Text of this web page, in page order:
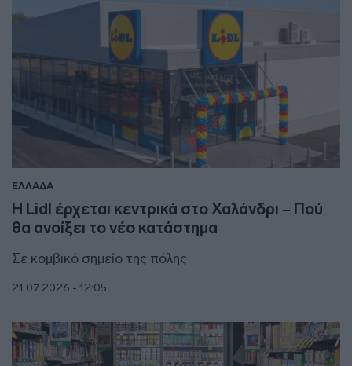
ΕΛΛΑΔΑ
Η Lidl έρχεται κεντρικά στο Χαλάνδρι – Πού
θα ανοίξει το νέο κατάστημα
Σε κομβικό σημείο της πόλης
21.07.2026 - 12:05